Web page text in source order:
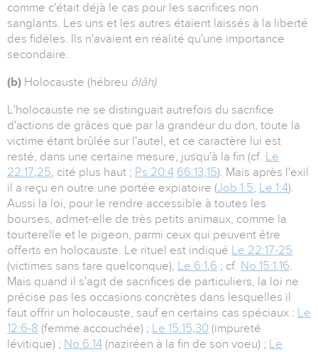
comme c'était déjà le cas pour les sacrifices non
sanglants. Les uns et les autres étaient laissés à la liberté
des fidèles. Ils n'avaient en réalité qu'une importance
secondaire.
(b) Holocauste (hébreu ôlâh)
L'holocauste ne se distinguait autrefois du sacrifice
d'actions de grâces que par la grandeur du don, toute la
victime étant brûlée sur l'autel, et ce caractère lui est
resté, dans une certaine mesure, jusqu'à la fin (cf. Le
22:17,25, cité plus haut ; Ps 20:4 66:13,15). Mais après l'exil
il a reçu en outre une portée expiatoire (Job 1:5, Le 1:4).
Aussi la loi, pour le rendre accessible à toutes les
bourses, admet-elle de très petits animaux, comme la
tourterelle et le pigeon, parmi ceux qui peuvent être
offerts en holocauste. Le rituel est indiqué Le 22:17-25
(victimes sans tare quelconque), Le 6:1,6 ; cf. No 15:1,16.
Mais quand il s'agit de sacrifices de particuliers, la loi ne
précise pas les occasions concrètes dans lesquelles il
faut offrir un holocauste, sauf en certains cas spéciaux : Le
12:6-8 (femme accouchée) ; Le 15:15,30 (impureté
lévitique) ; No 6:14 (naziréen à la fin de son voeu) ; Le